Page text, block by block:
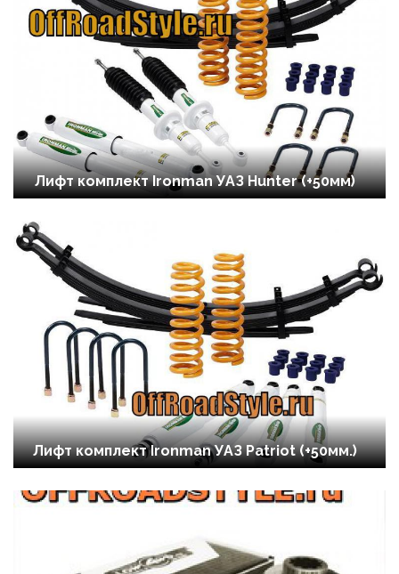
Лифт комплект Ironman УАЗ Hunter (+50мм)
Лифт комплект Ironman УАЗ Patriot (+50мм.)